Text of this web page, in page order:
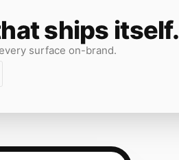
ships itself.
surface on-brand.